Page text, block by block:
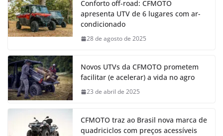
Conforto off-road: CFMOTO
apresenta UTV de 6 lugares com ar-
condicionado
28 de agosto de 2025
Novos UTVs da CFMOTO prometem
facilitar (e acelerar) a vida no agro
23 de abril de 2025
CFMOTO traz ao Brasil nova marca de
quadriciclos com preços acessíveis